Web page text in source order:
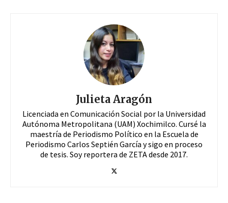
Julieta Aragón
Licenciada en Comunicación Social por la Universidad
Autónoma Metropolitana (UAM) Xochimilco. Cursé la
maestría de Periodismo Político en la Escuela de
Periodismo Carlos Septién García y sigo en proceso
de tesis. Soy reportera de ZETA desde 2017.